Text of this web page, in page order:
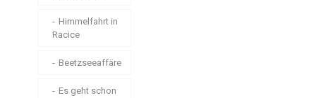
Landesmeisterschaft
zu Ostern im VKD
Himmelfahrt in
Racice
Beetzseeaffäre
Es geht schon